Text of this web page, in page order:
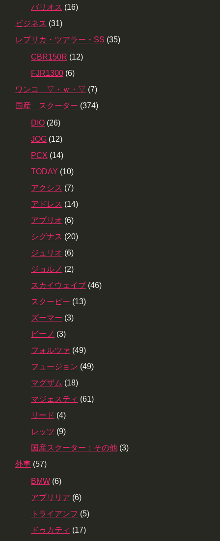
バリオス (16)
ビジネス (31)
レプリカ・ツアラー・SS (35)
CBR150R (12)
FJR1300 (6)
ワンコ ▽・ｗ・▽ (7)
国産 スクーター (374)
DIO (26)
JOG (12)
PCX (14)
TODAY (10)
アクシス (7)
アドレス (14)
アプリオ (6)
シグナス (20)
ジュリオ (6)
ジョルノ (2)
スカイウェイブ (46)
スクーピー (13)
ズーマー (3)
ビーノ (3)
フォルツァ (49)
フュージョン (49)
マグザム (18)
マジェスティ (61)
リード (4)
レッツ (9)
国産スクーター：その他 (3)
外車 (57)
BMW (6)
アプリリア (6)
トライアンフ (5)
ドゥカティ (17)